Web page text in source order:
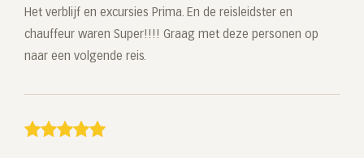
Het verblijf en excursies Prima. En de reisleidster en
chauffeur waren Super!!!! Graag met deze personen op
naar een volgende reis.